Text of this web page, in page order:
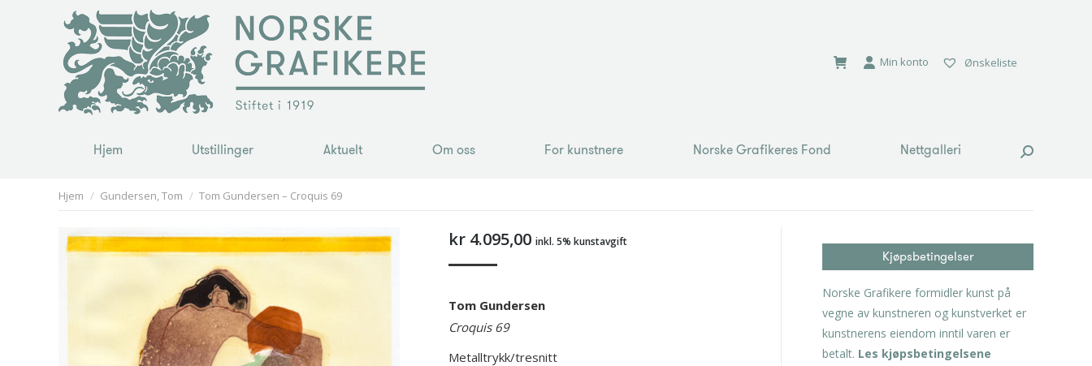
Min konto Ønskeliste
Hjem Utstillinger Aktuelt Om oss For kunstnere Norske Grafikeres Fond Nettgalleri Search:
You are here:
Hjem Gundersen, Tom Tom Gundersen – Croquis 69
kr4.095,00 inkl. 5% kunstavgift
Tom Gundersen
Croquis 69
Metalltrykk/tresnitt
Kjøpsbetingelser
Norske Grafikere formidler kunst på
vegne av kunstneren og kunstverket er
kunstnerens eiendom inntil varen er
betalt. Les kjøpsbetingelsene
Hjem Utstillinger Aktuelt